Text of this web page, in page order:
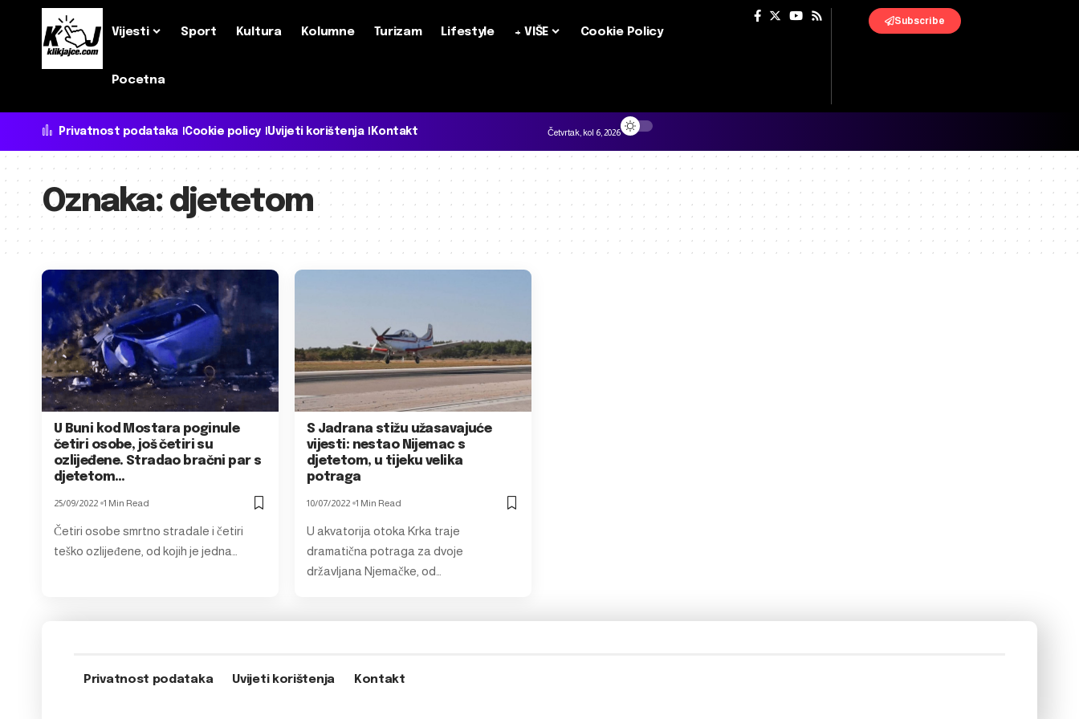
Vijesti Sport Kultura Kolumne Turizam Lifestyle + VIŠE Cookie Policy
Pocetna
Subscribe
Privatnost podataka Cookie policy Uvijeti korištenja Kontakt Četvrtak, kol 6, 2026
Oznaka: djetetom
U Buni kod Mostara poginule
četiri osobe, još četiri su
ozlijeđene. Stradao bračni par s
djetetom…
25/09/2022 1 Min Read
Četiri osobe smrtno stradale i četiri
teško ozlijeđene, od kojih je jedna…
S Jadrana stižu užasavajuće
vijesti: nestao Nijemac s
djetetom, u tijeku velika
potraga
10/07/2022 1 Min Read
U akvatorija otoka Krka traje
dramatična potraga za dvoje
državljana Njemačke, od…
Privatnost podataka Uvijeti korištenja Kontakt